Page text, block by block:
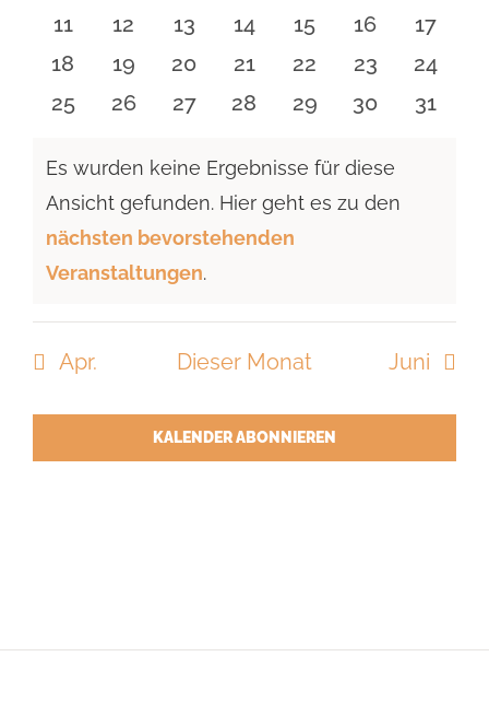
Veranstaltungen
Veranstaltungen
Veranstaltungen
Veranstaltungen
Veranstaltungen
0
Veranstaltungen
11
0
Veranstaltungen
12
0
Veranstaltungen
13
0
Veranstaltungen
14
0
Veranstaltungen
15
0
16
0
17
0
Veranstaltungen
18
0
Veranstaltungen
19
0
Veranstaltungen
20
0
Veranstaltungen
21
0
Veranstaltungen
22
0
23
0
24
0
25
0
26
0
27
0
28
0
29
0
30
0
31
Hinweis
Es wurden keine Ergebnisse für diese
Ansicht gefunden. Hier geht es zu den
nächsten bevorstehenden
Veranstaltungen.
Apr. Dieser Monat Juni
KALENDER ABONNIEREN